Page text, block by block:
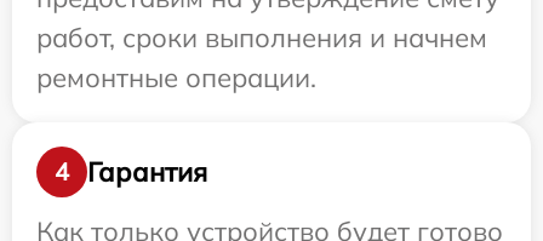
работ, сроки выполнения и начнем
ремонтные операции.
4
Гарантия
Как только устройство будет готово